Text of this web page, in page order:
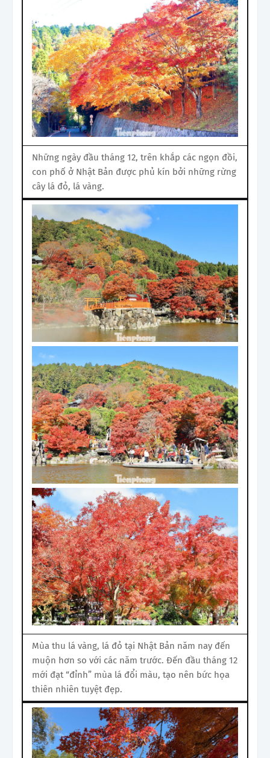
Những ngày đầu tháng 12, trên khắp các ngọn đồi,
con phố ở Nhật Bản được phủ kín bởi những rừng
cây lá đỏ, lá vàng.
Mùa thu lá vàng, lá đỏ tại Nhật Bản năm nay đến
muộn hơn so với các năm trước. Đến đầu tháng 12
mới đạt “đỉnh” mùa lá đổi màu, tạo nên bức họa
thiên nhiên tuyệt đẹp.